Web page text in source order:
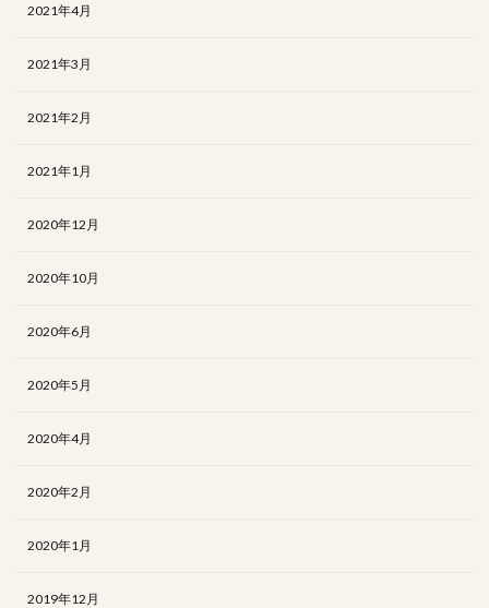
2021年4月
2021年3月
2021年2月
2021年1月
2020年12月
2020年10月
2020年6月
2020年5月
2020年4月
2020年2月
2020年1月
2019年12月